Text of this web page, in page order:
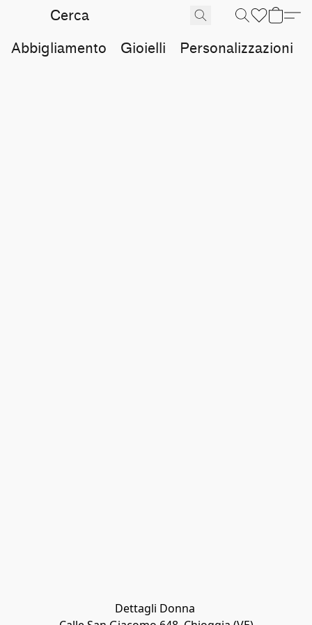
Abbigliamento Gioielli Personalizzazioni
Dettagli Donna